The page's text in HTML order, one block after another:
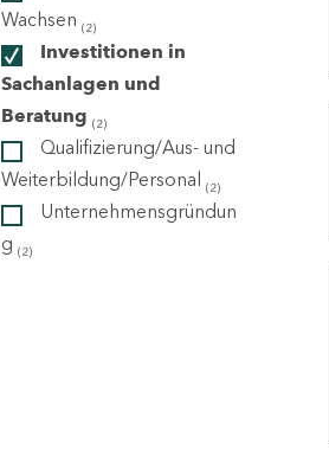
Wachsen (2)
Investitionen in
Sachanlagen und
Beratung (2)
Qualifizierung/Aus- und
Weiterbildung/Personal (2)
Unternehmensgründun
g (2)